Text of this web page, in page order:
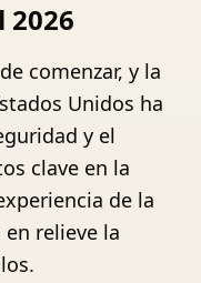
comenzar, y la
Unidos ha
y el
clave en la
de la
relieve la